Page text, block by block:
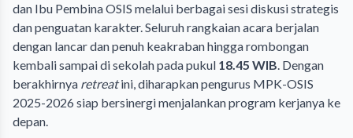
dan Ibu Pembina OSIS melalui berbagai sesi diskusi strategis
dan penguatan karakter. Seluruh rangkaian acara berjalan
dengan lancar dan penuh keakraban hingga rombongan
kembali sampai di sekolah pada pukul 18.45 WIB. Dengan
berakhirnya retreatini, diharapkan pengurus MPK-OSIS
2025-2026 siap bersinergi menjalankan program kerjanya ke
depan.